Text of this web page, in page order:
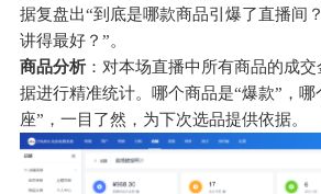
据复盘出“到底是哪款商品引爆了直播间
讲得最好？”。
商品分析：对本场直播中所有商品的成
据进行精准统计。哪个商品是“爆款”，哪
座”，一目了然，为下次选品提供依据。